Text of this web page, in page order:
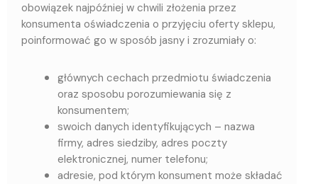
obowiązek najpóźniej w chwili złożenia przez
konsumenta oświadczenia o przyjęciu oferty sklepu,
poinformować go w sposób jasny i zrozumiały o:
głównych cechach przedmiotu świadczenia
oraz sposobu porozumiewania się z
konsumentem;
swoich danych identyfikujących – nazwa
firmy, adres siedziby, adres poczty
elektronicznej, numer telefonu;
adresie, pod którym konsument może składać